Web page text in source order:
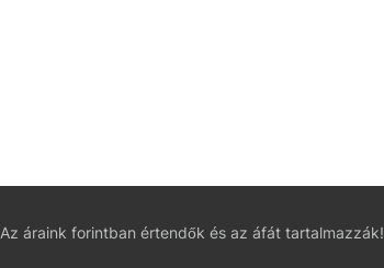
Az áraink forintban értendők és az áfát tartalmazzák!